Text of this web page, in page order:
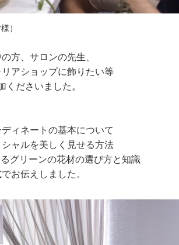
）
方、サロンの先生、
アショップに飾りたい等
くださいました。
ィネートの基本について
ャルを美しく見せる方法
グリーンの花材の選び方と知識
お伝えしました。